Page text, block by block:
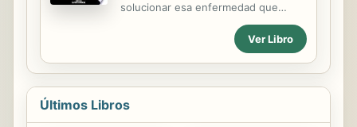
solucionar esa enfermedad que
tanto te afecta? ¿Los medicamentos
que consumes no te curan? Adopta
una dieta libre de lectinas y tu salud
mejorará. "La Paradoja de la Planta"
es un libro que brinda información
científica sobre la relación entre los
Ver Libro
Últimos Libros